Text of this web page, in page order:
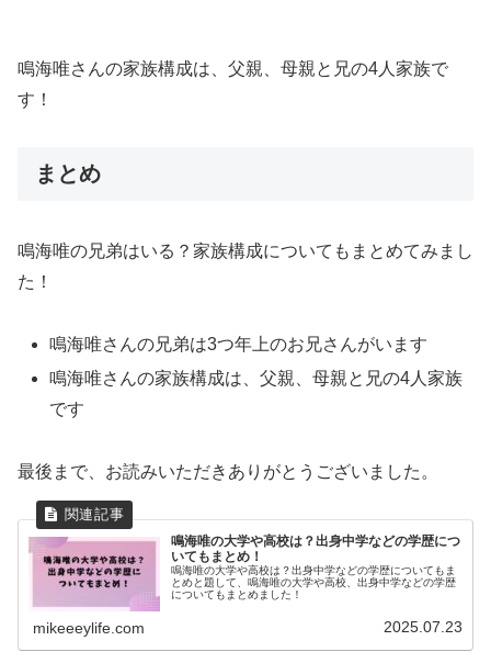
鳴海唯さんの家族構成は、父親、母親と兄の4人家族で
す！
まとめ
鳴海唯の兄弟はいる？家族構成についてもまとめてみまし
た！
鳴海唯さんの兄弟は3つ年上のお兄さんがいます
鳴海唯さんの家族構成は、父親、母親と兄の4人家族
です
最後まで、お読みいただきありがとうございました。
鳴海唯の大学や高校は？出身中学などの学歴につ
いてもまとめ！
鳴海唯の大学や高校は？出身中学などの学歴についてもま
とめと題して、鳴海唯の大学や高校、出身中学などの学歴
についてもまとめました！
mikeeeylife.com 2025.07.23